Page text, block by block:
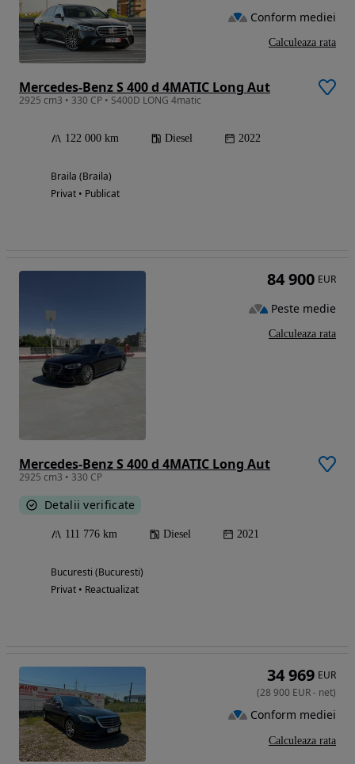
Mercedes-Benz S 400 d 4MATIC Long Aut
2925 cm3 • 330 CP • S400D LONG 4matic
122 000 km Diesel 2022
Braila (Braila)
Privat • Publicat
Conform mediei
Calculeaza rata
Mercedes-Benz S 400 d 4MATIC Long Aut
2925 cm3 • 330 CP
Detalii verificate
111 776 km Diesel 2021
Bucuresti (Bucuresti)
Privat • Reactualizat
84 900 EUR
Peste medie
Calculeaza rata
34 969 EUR
(28 900 EUR- net)
Conform mediei
Calculeaza rata